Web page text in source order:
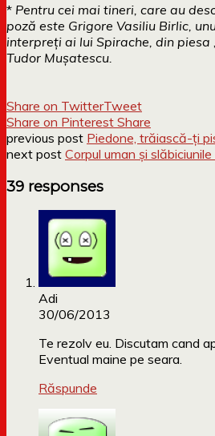
* Pentru cei mai tineri, care au
poză este Grigore Vasiliu Birlic,
interpreți ai lui Spirache, din piesa
Tudor Mușatescu.
Share on TwitterTweet
Share on Pinterest Share
previous post Piedone, trăiască-ți
next post Corpul uman și slăbiciunile
39 responses
Adi
30/06/2013
Te rezolv eu. Discutam cand
Eventual maine pe seara.
Răspunde